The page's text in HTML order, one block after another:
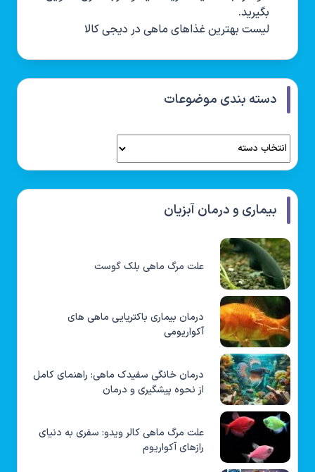
بگیرید.
لیست بهترین غذاهای ماهی در دیجی کالا
دسته بندی موضوعات
بیماری و درمان آبزیان
علت مرگ ماهی بلک گوست
درمان بیماری باکتریایی ماهی های
آکواریومی
درمان خانگی سفیدک ماهی: راهنمای کامل
از نحوه پیشگیری و درمان
علت مرگ ماهی کالر ویدو: سفری به دنیای
رازهای آکواریوم